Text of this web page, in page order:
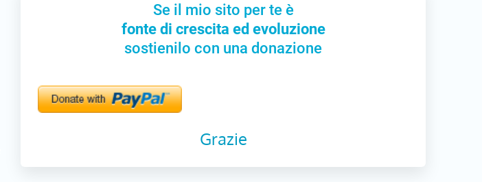
Se il mio sito per te è
fonte di crescita ed evoluzione
sostienilo con una donazione
Grazie